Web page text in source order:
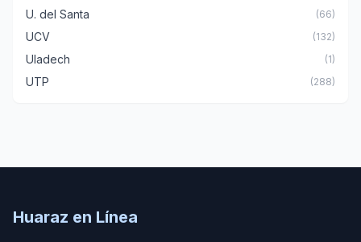
U. del Santa (66)
UCV (132)
Uladech (1)
UTP (288)
Huaraz en Línea